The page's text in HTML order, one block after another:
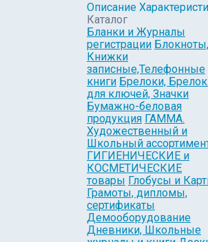
Описание
Каталог
Бланки и Журналы
регистрации Блокноты,
Книжки
записные,Телефонные
книги Брелоки,
для ключей, Значки
Бумажно-беловая
продукция ГАММА.
Художественный и
Школьный
ГИГИЕНИЧЕСКИЕ и
КОСМЕТИЧЕСКИЕ
товары Глобусы и
Грамоты, дипломы,
сертификаты
Демооборудование
Дневники, Школьные